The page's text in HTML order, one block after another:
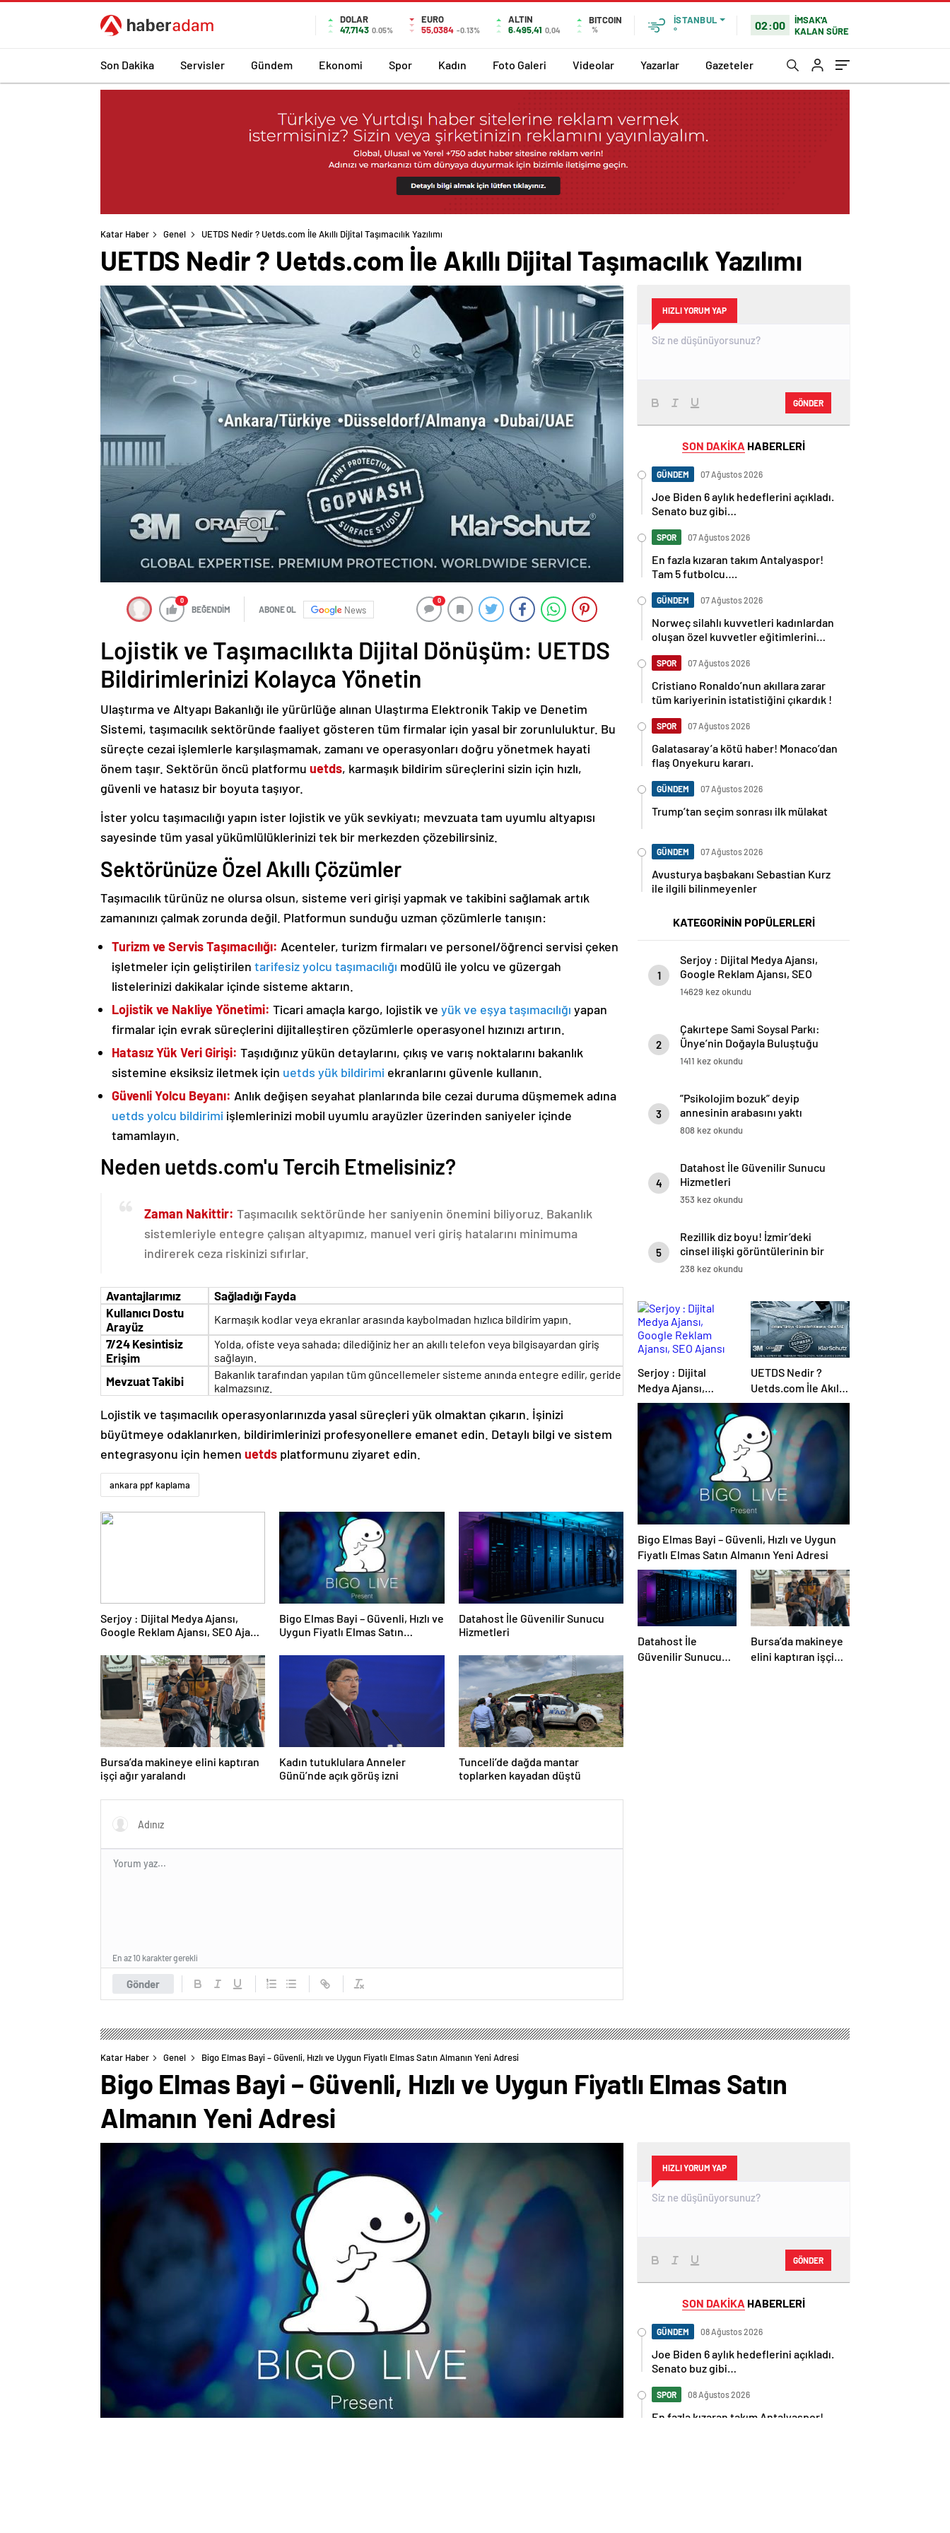
DOLAR
47,7143 0.05%
EURO
55,0384 -0.13%
ALTIN
6.495,41 0,04
BITCOIN
%
İSTANBUL
°
02:00
İMSAK'A
KALAN SÜRE
Son Dakika Servisler Gündem Ekonomi Spor Kadın Foto Galeri Videolar Yazarlar Gazeteler
Katar Haber Genel UETDS Nedir ? Uetds.com İle Akıllı Dijital Taşımacılık Yazılımı
UETDS Nedir ? Uetds.com İle Akıllı Dijital Taşımacılık Yazılımı
0
BEĞENDİM ABONE OL News
0
Lojistik ve Taşımacılıkta Dijital Dönüşüm: UETDS
Bildirimlerinizi Kolayca Yönetin
Ulaştırma ve Altyapı Bakanlığı ile yürürlüğe alınan Ulaştırma Elektronik Takip ve Denetim
Sistemi, taşımacılık sektöründe faaliyet gösteren tüm firmalar için yasal bir zorunluluktur. Bu
süreçte cezai işlemlerle karşılaşmamak, zamanı ve operasyonları doğru yönetmek hayati
önem taşır. Sektörün öncü platformu uetds, karmaşık bildirim süreçlerini sizin için hızlı,
güvenli ve hatasız bir boyuta taşıyor.
İster yolcu taşımacılığı yapın ister lojistik ve yük sevkiyatı; mevzuata tam uyumlu altyapısı
sayesinde tüm yasal yükümlülüklerinizi tek bir merkezden çözebilirsiniz.
Sektörünüze Özel Akıllı Çözümler
Taşımacılık türünüz ne olursa olsun, sisteme veri girişi yapmak ve takibini sağlamak artık
zamanınızı çalmak zorunda değil. Platformun sunduğu uzman çözümlerle tanışın:
Turizm ve Servis Taşımacılığı: Acenteler, turizm firmaları ve personel/öğrenci servisi çeken
işletmeler için geliştirilen tarifesiz yolcu taşımacılığı modülü ile yolcu ve güzergah
listelerinizi dakikalar içinde sisteme aktarın.
Lojistik ve Nakliye Yönetimi: Ticari amaçla kargo, lojistik ve yük ve eşya taşımacılığı yapan
firmalar için evrak süreçlerini dijitalleştiren çözümlerle operasyonel hızınızı artırın.
Hatasız Yük Veri Girişi: Taşıdığınız yükün detaylarını, çıkış ve varış noktalarını bakanlık
sistemine eksiksiz iletmek için uetds yük bildirimi ekranlarını güvenle kullanın.
Güvenli Yolcu Beyanı: Anlık değişen seyahat planlarında bile cezai duruma düşmemek adına
uetds yolcu bildirimi işlemlerinizi mobil uyumlu arayüzler üzerinden saniyeler içinde
tamamlayın.
Neden uetds.com'u Tercih Etmelisiniz?
Zaman Nakittir: Taşımacılık sektöründe her saniyenin önemini biliyoruz. Bakanlık
sistemleriyle entegre çalışan altyapımız, manuel veri giriş hatalarını minimuma
indirerek ceza riskinizi sıfırlar.
Avantajlarımız
Sağladığı Fayda
Kullanıcı Dostu
Arayüz
Karmaşık kodlar veya ekranlar arasında kaybolmadan hızlıca bildirim yapın.
7/24 Kesintisiz
Erişim
Yolda, ofiste veya sahada; dilediğiniz her an akıllı telefon veya bilgisayardan giriş
sağlayın.
Mevzuat Takibi
Bakanlık tarafından yapılan tüm güncellemeler sisteme anında entegre edilir, geride
kalmazsınız.
Lojistik ve taşımacılık operasyonlarınızda yasal süreçleri yük olmaktan çıkarın. İşinizi
büyütmeye odaklanırken, bildirimlerinizi profesyonellere emanet edin. Detaylı bilgi ve sistem
entegrasyonu için hemen uetds platformunu ziyaret edin.
ankara ppf kaplama
Serjoy : Dijital Medya Ajansı,
Google Reklam Ajansı, SEO Ajansı
Bigo Elmas Bayi – Güvenli, Hızlı ve
Uygun Fiyatlı Elmas Satın
Datahost İle Güvenilir Sunucu
Hizmetleri
Bursa’da makineye elini kaptıran
işçi ağır yaralandı
Kadın tutuklulara Anneler
Günü’nde açık görüş izni
Tunceli’de dağda mantar
toplarken kayadan düştü
Gönder
En az 10 karakter gerekli
HIZLI YORUM YAP
GÖNDER
SON DAKİKA HABERLERİ
GÜNDEM 07 Ağustos 2026
Joe Biden 6 aylık hedeflerini açıkladı.
Senato buz gibi…
SPOR 07 Ağustos 2026
En fazla kızaran takım Antalyaspor!
Tam 5 futbolcu….
GÜNDEM 07 Ağustos 2026
Norweç silahlı kuvvetleri kadınlardan
oluşan özel kuvvetler eğitimlerini
SPOR 07 Ağustos 2026
Cristiano Ronaldo’nun akıllara zarar
tüm kariyerinin istatistiğini çıkardık !
SPOR 07 Ağustos 2026
Galatasaray’a kötü haber! Monaco’dan
flaş Onyekuru kararı.
GÜNDEM 07 Ağustos 2026
Trump’tan seçim sonrası ilk mülakat
GÜNDEM 07 Ağustos 2026
Avusturya başbakanı Sebastian Kurz
ile ilgili bilinmeyenler
KATEGORİNİN POPÜLERLERİ
1
Serjoy : Dijital Medya Ajansı,
Google Reklam Ajansı, SEO
Ajansı ve Web Tasarım Ajansı
14629 kez okundu
2
Çakırtepe Sami Soysal Parkı:
Ünye’nin Doğayla Buluştuğu
Eşsiz Seyir Terası
1411 kez okundu
3
”Psikolojim bozuk” deyip
annesinin arabasını yaktı
808 kez okundu
4
Datahost İle Güvenilir Sunucu
Hizmetleri
353 kez okundu
5
Rezillik diz boyu! İzmir’deki
cinsel ilişki görüntülerinin bir
benzeri de Kocaeli’de çekildi
238 kez okundu
Serjoy : Dijital
Medya Ajansı,
Google Reklam
Ajansı, SEO Ajansı
ve Web Tasarım
Ajansı
UETDS Nedir ?
Uetds.com İle Akıllı
Dijital Taşımacılık
Yazılımı
Bigo Elmas Bayi – Güvenli, Hızlı ve Uygun
Fiyatlı Elmas Satın Almanın Yeni Adresi
Datahost İle
Güvenilir Sunucu
Bursa’da makineye
elini kaptıran işçi
Katar Haber Genel Bigo Elmas Bayi – Güvenli, Hızlı ve Uygun Fiyatlı Elmas Satın Almanın Yeni Adresi
Bigo Elmas Bayi – Güvenli, Hızlı ve Uygun Fiyatlı Elmas Satın
Almanın Yeni Adresi
HIZLI YORUM YAP
GÖNDER
SON DAKİKA HABERLERİ
GÜNDEM 08 Ağustos 2026
Joe Biden 6 aylık hedeflerini açıkladı.
Senato buz gibi…
SPOR 08 Ağustos 2026
En fazla kızaran takım Antalyaspor!